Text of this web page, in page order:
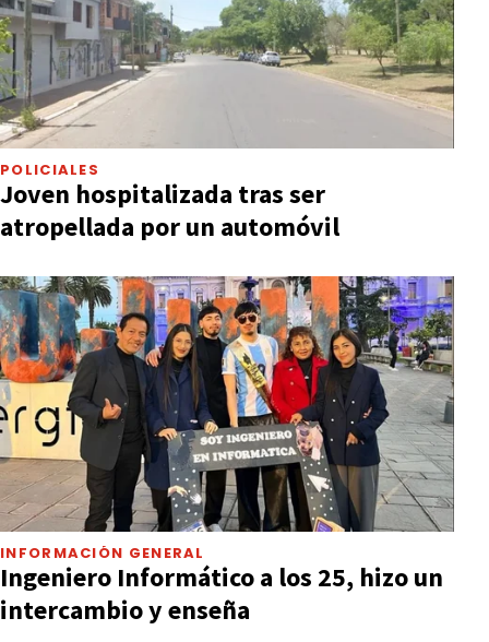
POLICIALES
Joven hospitalizada tras ser
atropellada por un automóvil
INFORMACIÓN GENERAL
Ingeniero Informático a los 25, hizo un
intercambio y enseña